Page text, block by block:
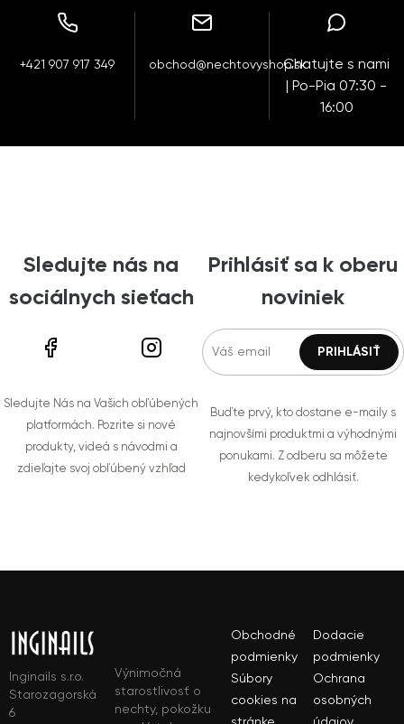
+421 907 917 349 obchod@nechtovyshop.skChatujte s nami
| Po-Pia 07:30 -
16:00
Sledujte nás na
sociálnych sieťach
Sledujte Nás na Vašich obľúbených
platformách. Pozrite si nové
produkty, videá s návodmi a
zdieľajte svoj obľúbený vzhľad
Prihlásiť sa k oberu
noviniek
Buďte prvý, kto dostane e-maily s
najnovšími produktmi a výhodnými
ponukami. Z odberu sa môžete
kedykoľvek odhlásiť.
Inginails s.r.o.
Starozagorská
6
Výnimočná
starostlivosť o
nechty, pokožku
Obchodné
podmienky
Dodacie
podmienky
Súbory
cookies na
Ochrana
osobných